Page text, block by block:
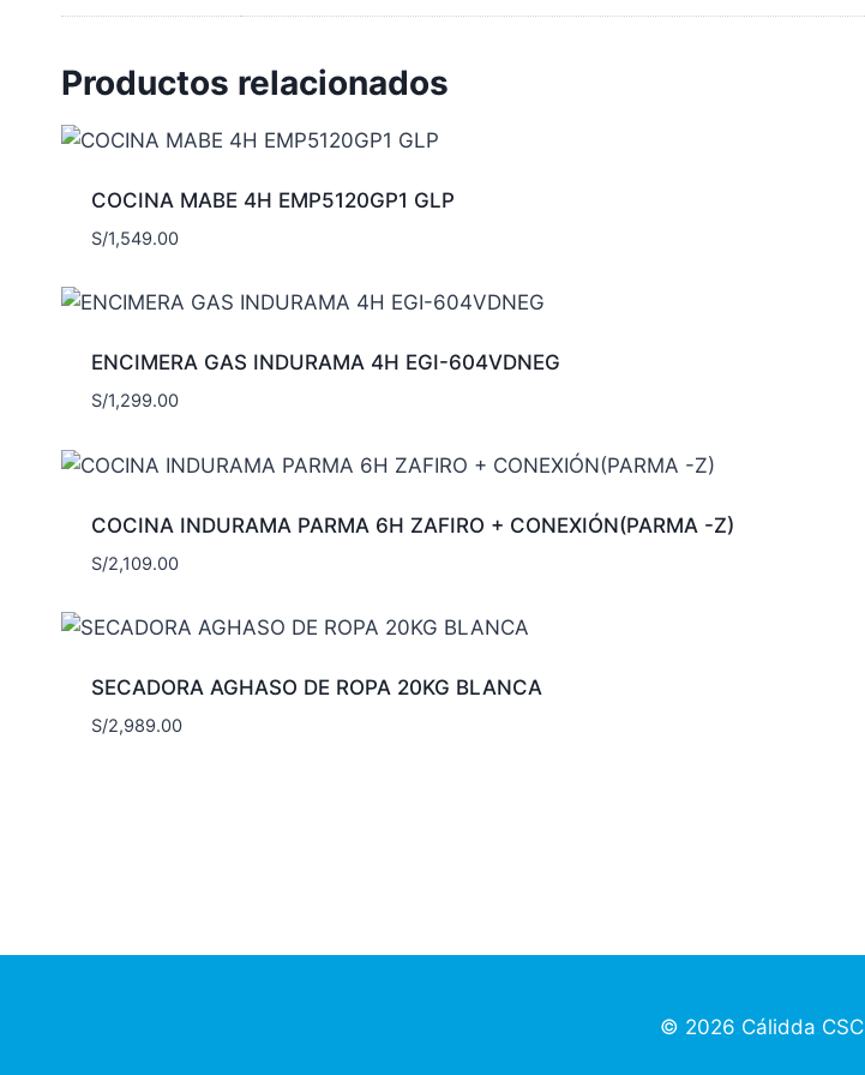
Productos relacionados
COCINA MABE 4H EMP5120GP1 GLP
S/1,549.00
ENCIMERA GAS INDURAMA 4H EGI-604VDNEG
S/1,299.00
COCINA INDURAMA PARMA 6H ZAFIRO + CONEXIÓN(PARMA -Z)
S/2,109.00
SECADORA AGHASO DE ROPA 20KG BLANCA
S/2,989.00
© 2026 Cálidda CSC